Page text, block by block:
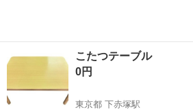
こたつテーブル
0円
東京都 下赤塚駅